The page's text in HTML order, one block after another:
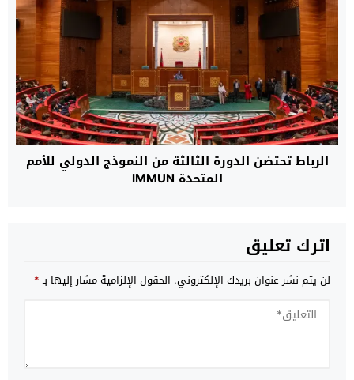
الرباط تحتضن الدورة الثالثة من النموذج الدولي للأمم
المتحدة IMMUN
اترك تعليق
لن يتم نشر عنوان بريدك الإلكتروني. الحقول الإلزامية مشار إليها بـ*